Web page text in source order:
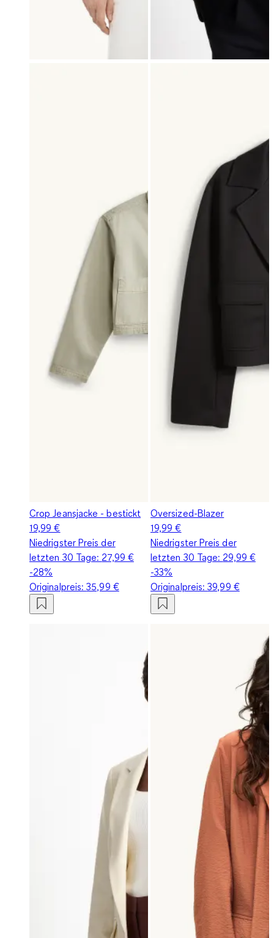
Crop Jeansjacke - bestickt
19,99 €
Niedrigster Preis der
letzten 30 Tage: 27,99 €
-28%
Originalpreis:35,99 €
Oversized-Blazer
19,99 €
Niedrigster Preis der
letzten 30 Tage: 29,99 €
-33%
Originalpreis:39,99 €